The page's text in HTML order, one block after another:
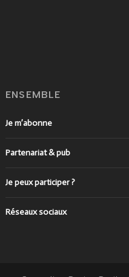
ENSEMBLE
Je m’abonne
Partenariat & pub
Je peux participer ?
Réseaux sociaux